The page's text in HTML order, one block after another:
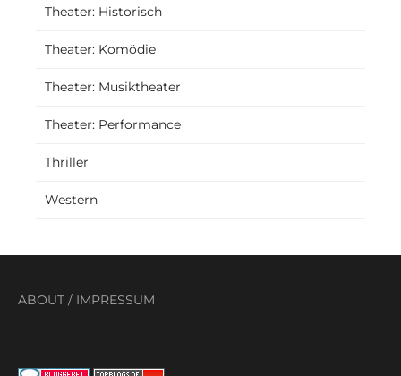
Theater: Historisch
Theater: Komödie
Theater: Musiktheater
Theater: Performance
Thriller
Western
ABOUT / IMPRESSUM